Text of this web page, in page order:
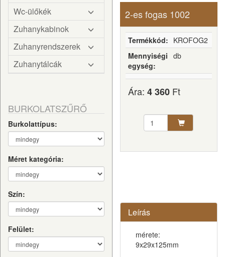
Wc-ülőkék
Zuhanykabinok
Zuhanyrendszerek
Zuhanytálcák
BURKOLATSZŰRŐ
Burkolattípus:
Méret kategória:
Szín:
Felület:
2-es fogas 1002
Termékkód: KROFOG2
Mennyiségi
egység:
db
Ára: 4 360 Ft
Leírás
mérete:
9x29x125mm